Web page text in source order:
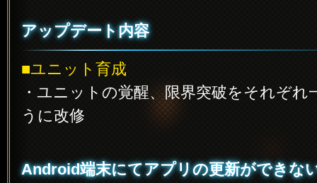
アップデート内容
■ユニット育成
・ユニットの覚醒、限界突破をそれぞれ
うに改修
Android端末にてアプリの更新ができな